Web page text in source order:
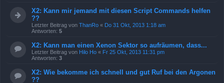
X2: Kann mir jemand mit diesen Script Commands helfen
??
Letzter Beitrag von ThanRo « Do 31 Okt, 2013 1:18 am
Antworten: 5
X2: Kann man einen Xenon Sektor so aufräumen, dass...
Letzter Beitrag von Hilo Ho « Fr 25 Okt, 2013 11:31 pm
Antworten: 3
X2: Wie bekomme ich schnell und gut Ruf bei den Argonen
??